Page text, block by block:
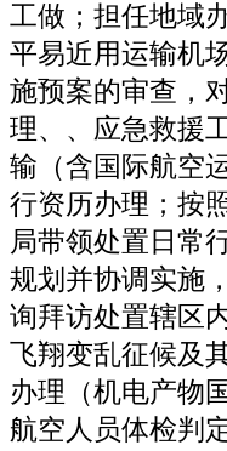
工做；担任地域
平易近用运输机
施预案的审查，
理、、应急救援
输（含国际航空
行资历办理；按
局带领处置日常
规划并协调实施
询拜访处置辖区
飞翔变乱征候及
办理（机电产物
航空人员体检判